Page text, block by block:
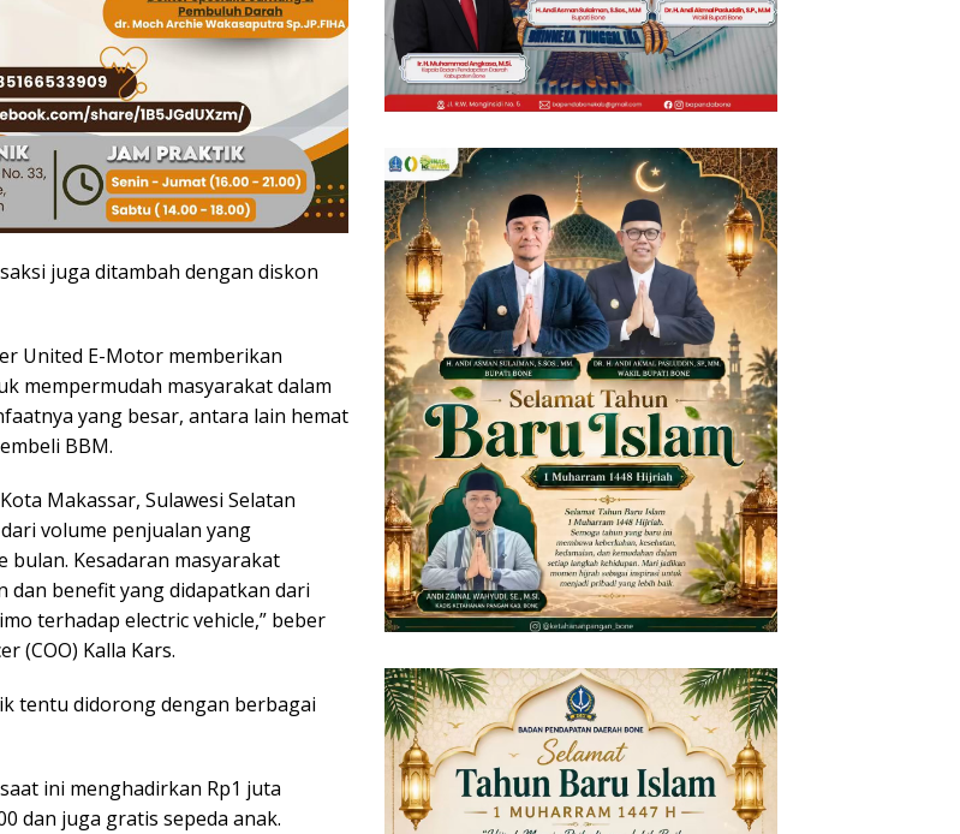
juga ditambah dengan diskon
United E-Motor memberikan
mempermudah masyarakat dalam
yang besar, antara lain hemat
BBM.
Makassar, Sulawesi Selatan
volume penjualan yang
Kesadaran masyarakat
benefit yang didapatkan dari
terhadap electric vehicle,” beber
(COO) Kalla Kars.
tentu didorong dengan berbagai
ini menghadirkan Rp1 juta
dan juga gratis sepeda anak.